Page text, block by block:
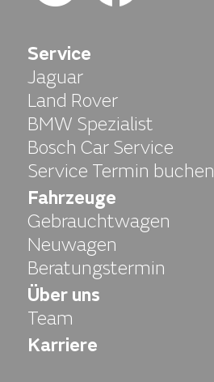
Service
Jaguar
Land Rover
BMW Spezialist
Bosch Car Service
Service Termin buchen
Fahrzeuge
Gebrauchtwagen
Neuwagen
Beratungstermin
Über uns
Team
Karriere